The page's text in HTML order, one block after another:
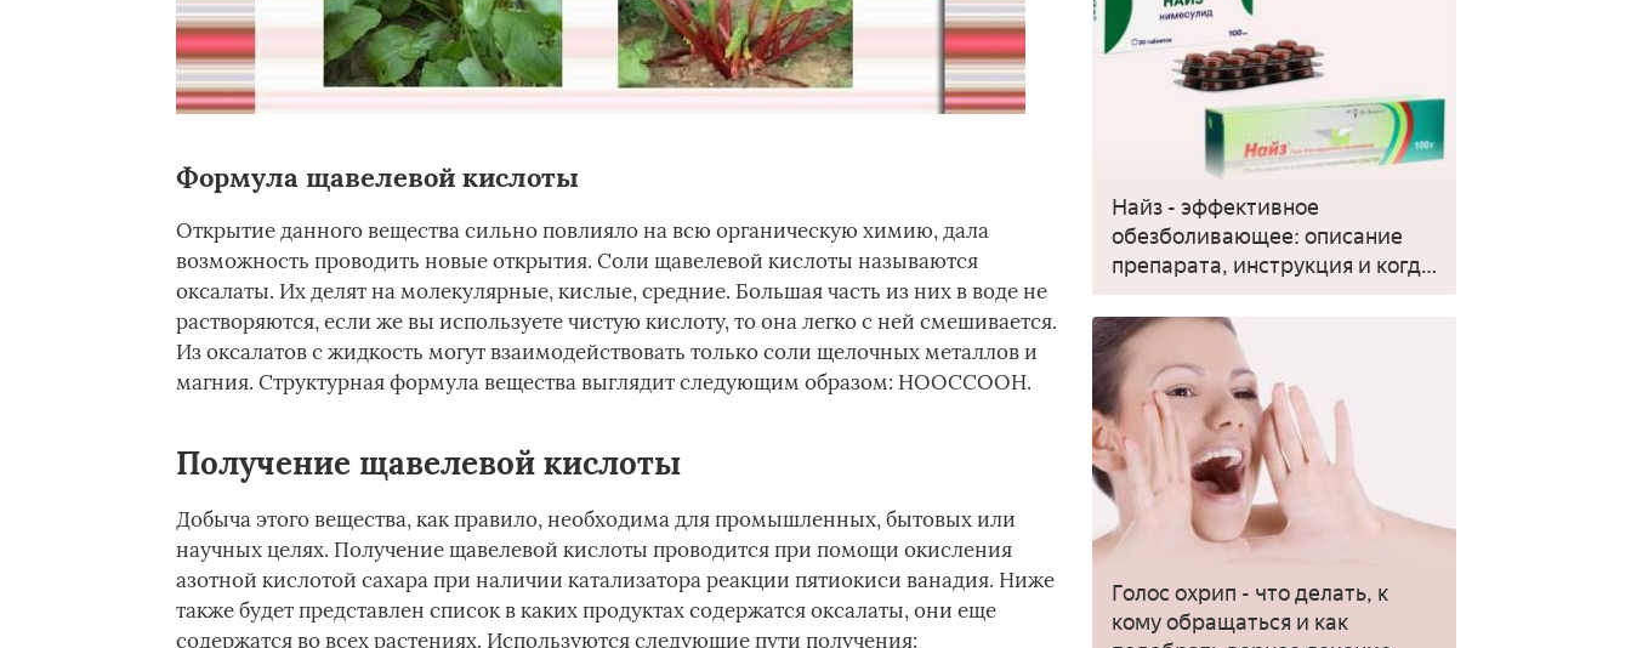
Формула щавелевой кислоты
Открытие данного вещества сильно повлияло на всю органическую химию, дала
возможность проводить новые открытия. Соли щавелевой кислоты называются
оксалаты. Их делят на молекулярные, кислые, средние. Большая часть из них в воде не
растворяются, если же вы используете чистую кислоту, то она легко с ней смешивается.
Из оксалатов с жидкость могут взаимодействовать только соли щелочных металлов и
магния. Структурная формула вещества выглядит следующим образом: НООССООН.
Получение щавелевой кислоты
Добыча этого вещества, как правило, необходима для промышленных, бытовых или
научных целях. Получение щавелевой кислоты проводится при помощи окисления
азотной кислотой сахара при наличии катализатора реакции пятиокиси ванадия. Ниже
также будет представлен список в каких продуктах содержатся оксалаты, они еще
содержатся во всех растениях. Используются следующие пути получения:
Найз - эффективное
обезболивающее: описание
препарата, инструкция и когда
применять
Голос охрип - что делать, к
кому обращаться и как